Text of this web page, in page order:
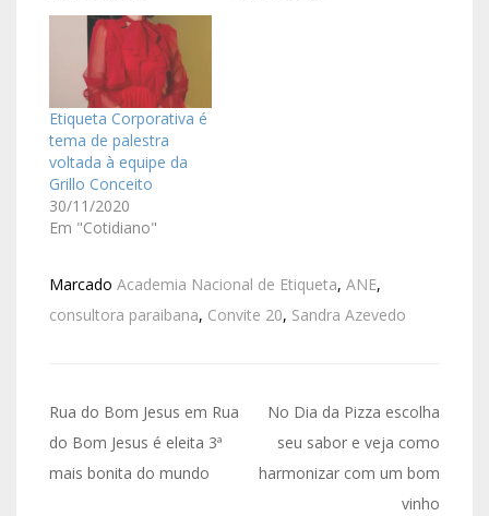
Etiqueta Corporativa é
tema de palestra
voltada à equipe da
Grillo Conceito
30/11/2020
Em "Cotidiano"
Marcado Academia Nacional de Etiqueta, ANE,
consultora paraibana, Convite 20, Sandra Azevedo
Rua do Bom Jesus em Rua
do Bom Jesus é eleita 3ª
mais bonita do mundo
No Dia da Pizza escolha
seu sabor e veja como
harmonizar com um bom
vinho